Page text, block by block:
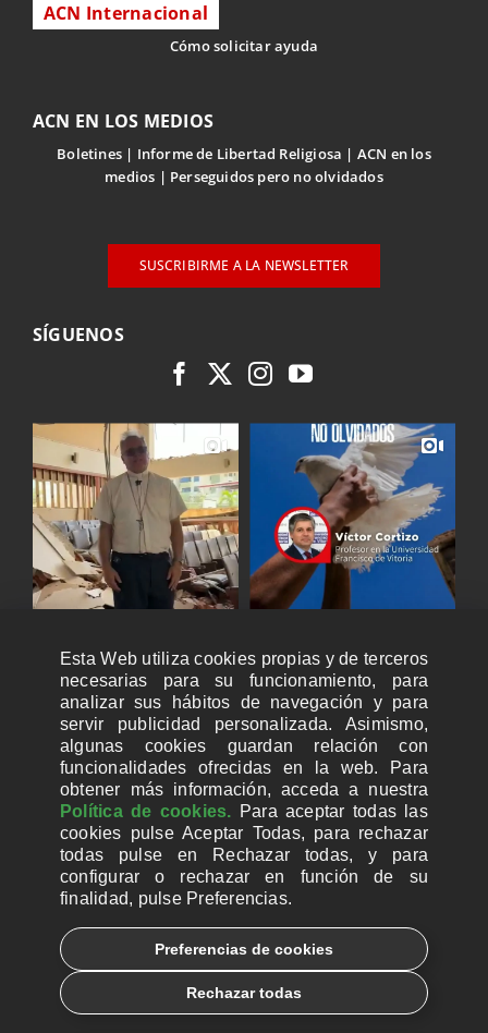
ACN Internacional
Cómo solicitar ayuda
ACN EN LOS MEDIOS
Boletines Informe de Libertad Religiosa
ACN en los
medios
Perseguidos pero no olvidados
SUSCRIBIRME A LA NEWSLETTER
SÍGUENOS
CUENTAS BANCARIAS PARA DONAR
Esta Web utiliza cookies propias y de terceros
necesarias para su funcionamiento, para
analizar sus hábitos de navegación y para
servir publicidad personalizada. Asimismo,
algunas cookies guardan relación con
funcionalidades ofrecidas en la web. Para
obtener más información, acceda a nuestra
Política de cookies. Para aceptar todas las
cookies pulse Aceptar Todas, para rechazar
todas pulse en Rechazar todas, y para
configurar o rechazar en función de su
finalidad, pulse Preferencias.
Preferencias de cookies
Rechazar todas